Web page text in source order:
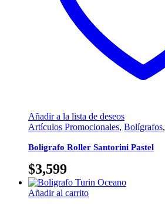
Añadir a la lista de deseos
Artículos Promocionales, Bolígrafos,
Boligrafo Roller Santorini Pastel
$3,599
Añadir al carrito